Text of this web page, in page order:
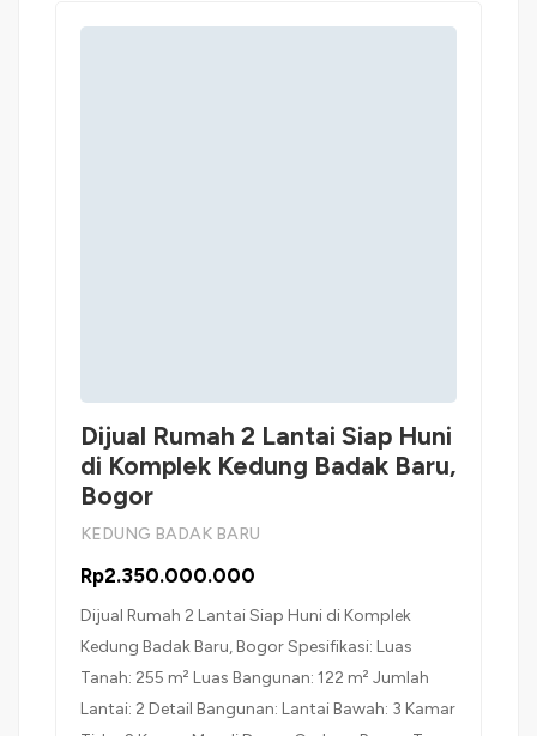
Dijual Rumah 2 Lantai Siap Huni
di Komplek Kedung Badak Baru,
Bogor
KEDUNG BADAK BARU
Rp2.350.000.000
Dijual Rumah 2 Lantai Siap Huni di Komplek
Kedung Badak Baru, Bogor Spesifikasi: Luas
Tanah: 255 m² Luas Bangunan: 122 m² Jumlah
Lantai: 2 Detail Bangunan: Lantai Bawah: 3 Kamar